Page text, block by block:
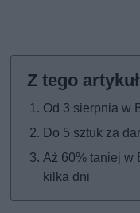
Od 3 sierpnia w
Do 5 sztuk za
Aż 60% taniej w
kilka dni